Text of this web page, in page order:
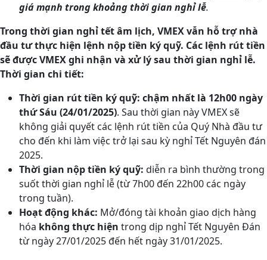
giá mạnh trong khoảng thời gian nghỉ lễ.
Trong thời gian nghỉ tết âm lịch, VMEX vẫn hỗ trợ nhà
đầu tư thực hiện lệnh nộp tiền ký quỹ. Các lệnh rút tiền
sẽ được VMEX ghi nhận và xử lý sau thời gian nghỉ lễ.
Thời gian chi tiết:
Thời gian rút tiền ký quỹ: chậm nhất là 12h00 ngày
thứ Sáu (24/01/2025). Sau thời gian này VMEX sẽ
không giải quyết các lệnh rút tiền của Quý Nhà đầu tư
cho đến khi làm việc trở lại sau kỳ nghỉ Tết Nguyên đán
2025.
Thời gian nộp tiền ký quỹ: diễn ra bình thường trong
suốt thời gian nghỉ lễ (từ 7h00 đến 22h00 các ngày
trong tuần).
Hoạt động khác: Mở/đóng tài khoản giao dịch hàng
hóa không thực hiện trong dịp nghỉ Tết Nguyên Đán
từ ngày 27/01/2025 đến hết ngày 31/01/2025.